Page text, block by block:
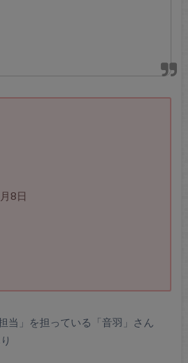
8日
当」を担っている「音羽」さん